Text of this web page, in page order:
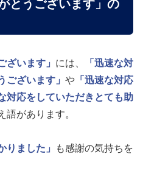
とうございます」の
ざいます」 には、
「迅速な対
ございます」 や 「迅速な対応
対応をしていただきとても助
語があります。
りました」
も感謝の気持ちを